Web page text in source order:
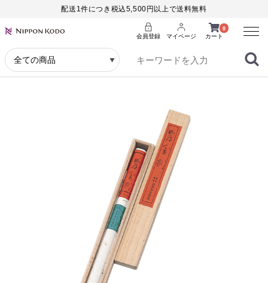
配送1件につき税込5,500円以上で送料無料
0
カート
会員登録 マイページ
Menu